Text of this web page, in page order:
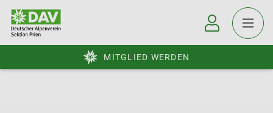
MITGLIED WERDEN